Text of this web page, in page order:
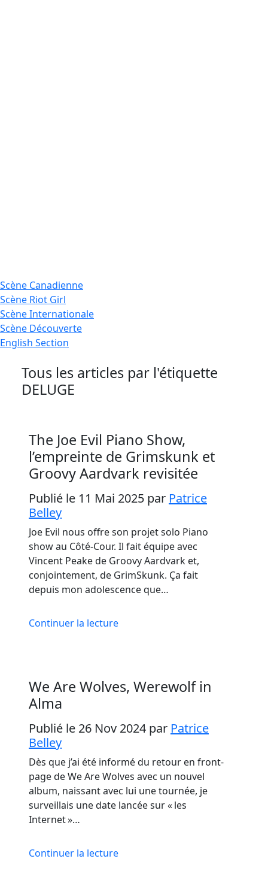
Scène Canadienne
Scène Riot Girl
ScèneInternationale
Scène Découverte
English Section
Tous les articles par l'étiquette
DELUGE
The Joe Evil Piano Show,
l’empreinte de Grimskunk et
Groovy Aardvark revisitée
Publié le 11 Mai 2025 par Patrice
Belley
Joe Evil nous offre son projet solo Piano
show au Côté-Cour. Il fait équipe avec
Vincent Peake de Groovy Aardvark et,
conjointement, de GrimSkunk. Ça fait
depuis mon adolescence que…
Continuer la lecture
We Are Wolves, Werewolf in
Alma
Publié le 26 Nov 2024 par Patrice
Belley
Dès que j’ai été informé du retour en front-
page de We Are Wolves avec un nouvel
album, naissant avec lui une tournée, je
surveillais une date lancée sur « les
Internet »…
Continuer la lecture